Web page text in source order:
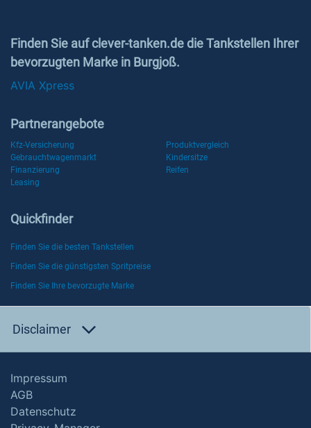
Finden Sie auf clever-tanken.de die Tankstellen Ihrer
bevorzugten Marke in Burgjoß.
AVIA Xpress
Partnerangebote
Kfz-Versicherung
Produktvergleich
Gebrauchtwagenmarkt
Kindersitze
Finanzierung
Reifen
Leasing
Quickfinder
Finden Sie die besten Tankstellen
Finden Sie die günstigsten Spritpreise
Finden Sie Ihre bevorzugte Marke
Disclaimer
Impressum
AGB
Datenschutz